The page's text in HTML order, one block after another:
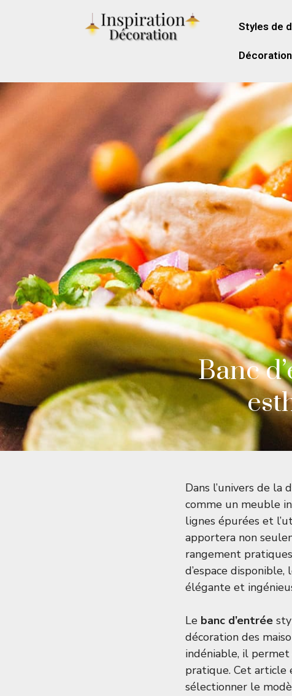
Styles de
Banc
Dans l’univers de la
comme un meuble
lignes épurées et
apportera non
rangement
d’espace
élégante et
Le banc d’entrée
décoration des
indéniable, il
pratique. Cet article
sélectionner le